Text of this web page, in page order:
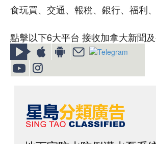
食玩買、交通、報稅、銀行、福利
點擊以下6大平台 接收加拿大新聞